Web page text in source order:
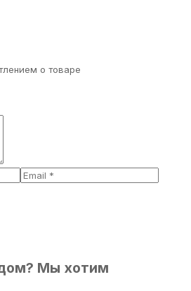
о товаре
Мы хотим